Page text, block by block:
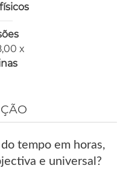
x
tempo em horas,
e universal?